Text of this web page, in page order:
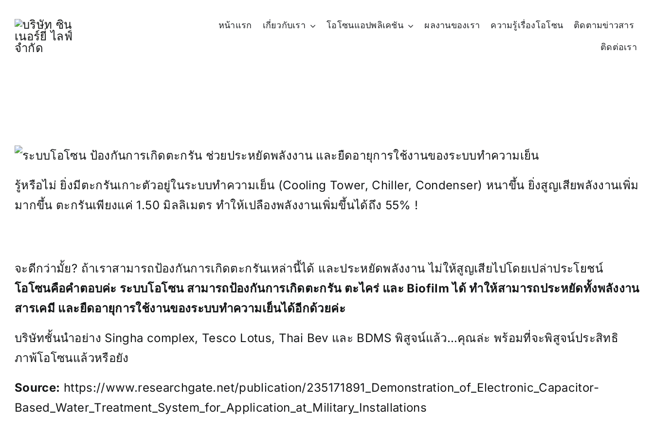
content
หน้าแรก เกี่ยวกับเรา โอโซนแอปพลิเคชัน ผลงานของเรา ความรู้เรื่องโอโซน ติดตามข่าวสาร
ติดต่อเรา
ระบบโอโซน ป้องกันการเกิดตะกรัน ช่วยประหยัดพลังงาน และยืดอายุการใช้งานของระบบทำความเย็น
รู้หรือไม่ ยิ่งมีตะกรันเกาะตัวอยู่ในระบบทำความเย็น (Cooling Tower, Chiller, Condenser) หนาขึ้น ยิ่งสูญเสียพลังงานเพิ่ม
มากขึ้น ตะกรันเพียงแค่ 1.50 มิลลิเมตร ทำให้เปลืองพลังงานเพิ่มขึ้นได้ถึง 55% !
จะดีกว่ามั้ย? ถ้าเราสามารถป้องกันการเกิดตะกรันเหล่านี้ได้ และประหยัดพลังงาน ไม่ให้สูญเสียไปโดยเปล่าประโยชน์
โอโซนคือคำตอบค่ะ ระบบโอโซน สามารถป้องกันการเกิดตะกรัน ตะไคร่ และ Biofilm ได้ ทำให้สามารถประหยัดทั้งพลังงาน
สารเคมี และยืดอายุการใช้งานของระบบทำความเย็นได้อีกด้วยค่ะ
บริษัทชั้นนำอย่าง Singha complex, Tesco Lotus, Thai Bev และ BDMS พิสูจน์แล้ว…คุณล่ะ พร้อมที่จะพิสูจน์ประสิทธิ
ภาพ้โอโซนแล้วหรือยัง
Source: https://www.researchgate.net/publication/235171891_Demonstration_of_Electronic_Capacitor-
Based_Water_Treatment_System_for_Application_at_Military_Installations